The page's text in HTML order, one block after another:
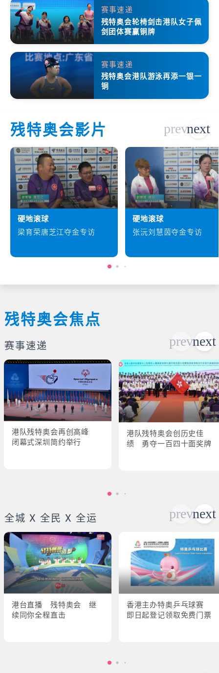
赛事速递
残特奥会轮椅剑击港队女子佩
剑团体赛赢铜牌
赛事速递
残特奥会港队游泳再添一银一
铜
残特奥会影片
硬地滚球
梁育荣唐芝江夺金专访
硬地滚球
张沅刘慧茵夺金专访
残特奥会焦点
赛事速递
港队残特奥会再创高峰
闭幕式深圳简约举行
港队残特奥会创历史佳
绩 勇夺一百四十面奖牌
全城 X 全民 X 全运
港台直播 残特奥会 继
续同你全程直击
香港主办特奥乒乓球赛
即日起登记领取免费门票